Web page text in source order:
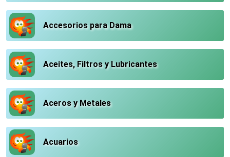
Accesorios para Dama
Aceites, Filtros y Lubricantes
Aceros y Metales
Acuarios